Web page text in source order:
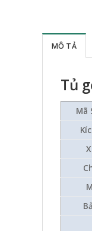
MÔ TẢ
Tủ
Mã